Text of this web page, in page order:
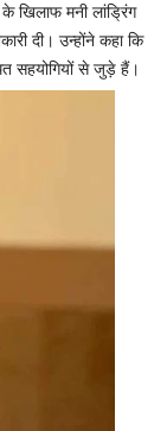
के खिलाफ मनी लांड्रिंग
दी। उन्होंने कहा कि
सहयोगियों से जुड़े हैं।